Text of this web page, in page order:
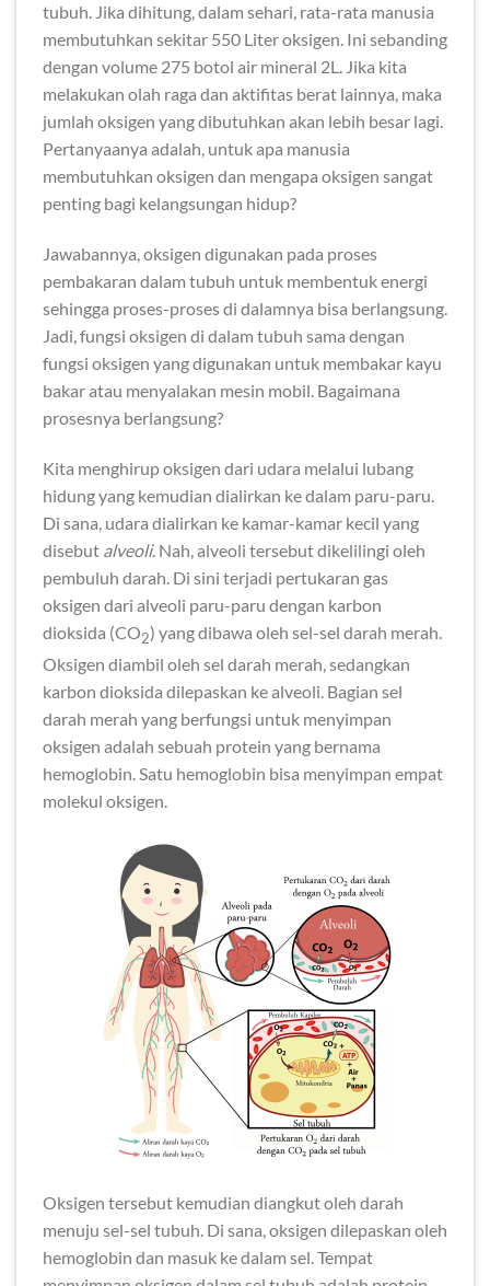
tubuh. Jika dihitung, dalam sehari, rata-rata manusia
membutuhkan sekitar 550 Liter oksigen. Ini sebanding
dengan volume 275 botol air mineral 2L. Jika kita
melakukan olah raga dan aktifitas berat lainnya, maka
jumlah oksigen yang dibutuhkan akan lebih besar lagi.
Pertanyaanya adalah, untuk apa manusia
membutuhkan oksigen dan mengapa oksigen sangat
penting bagi kelangsungan hidup?
Jawabannya, oksigen digunakan pada proses
pembakaran dalam tubuh untuk membentuk energi
sehingga proses-proses di dalamnya bisa berlangsung.
Jadi, fungsi oksigen di dalam tubuh sama dengan
fungsi oksigen yang digunakan untuk membakar kayu
bakar atau menyalakan mesin mobil. Bagaimana
prosesnya berlangsung?
Kita menghirup oksigen dari udara melalui lubang
hidung yang kemudian dialirkan ke dalam paru-paru.
Di sana, udara dialirkan ke kamar-kamar kecil yang
disebut alveoli. Nah, alveoli tersebut dikelilingi oleh
pembuluh darah. Di sini terjadi pertukaran gas
oksigen dari alveoli paru-paru dengan karbon
dioksida (CO2) yang dibawa oleh sel-sel darah merah.
Oksigen diambil oleh sel darah merah, sedangkan
karbon dioksida dilepaskan ke alveoli. Bagian sel
darah merah yang berfungsi untuk menyimpan
oksigen adalah sebuah protein yang bernama
hemoglobin. Satu hemoglobin bisa menyimpan empat
molekul oksigen.
Oksigen tersebut kemudian diangkut oleh darah
menuju sel-sel tubuh. Di sana, oksigen dilepaskan oleh
hemoglobin dan masuk ke dalam sel. Tempat